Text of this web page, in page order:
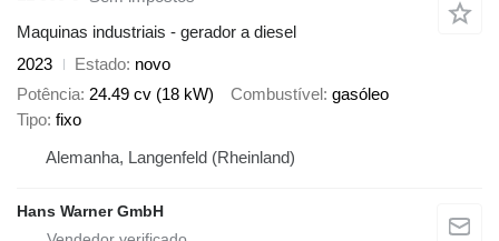
Maquinas industriais - gerador a diesel
2023
Estado novo
Potência 24.49 cv (18 kW) Combustível gasóleo
Tipo fixo
Alemanha, Langenfeld (Rheinland)
Hans Warner GmbH